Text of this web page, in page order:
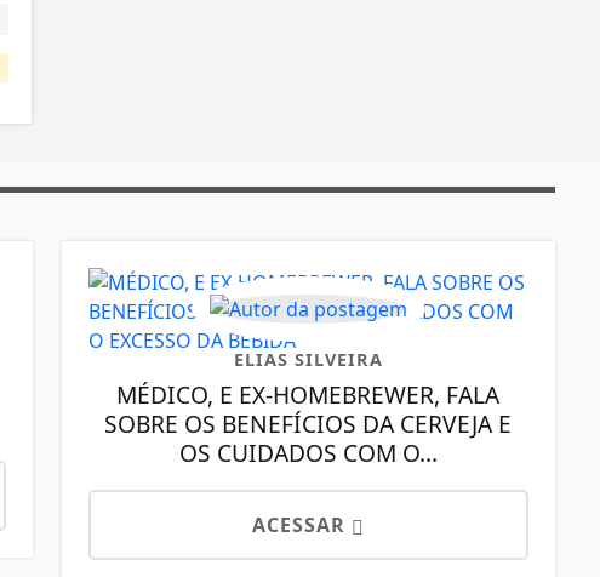
ELIAS SILVEIRA
MÉDICO, E EX-HOMEBREWER, FALA
SOBRE OS BENEFÍCIOS DA CERVEJA E
OS CUIDADOS COM O...
ACESSAR